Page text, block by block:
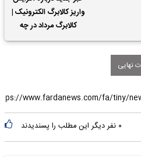
واریز کالابرگ الکترونیک |
کالابرگ مرداد در چه
تاریخی واریز خواهد شد؟
نهایی
۰ نفر دیگر این مطلب را پسندیدند